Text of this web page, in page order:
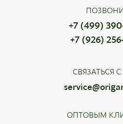
+7 (499)
+7 (926)
СВЯЗАТЬСЯ
ОПТОВЫМ